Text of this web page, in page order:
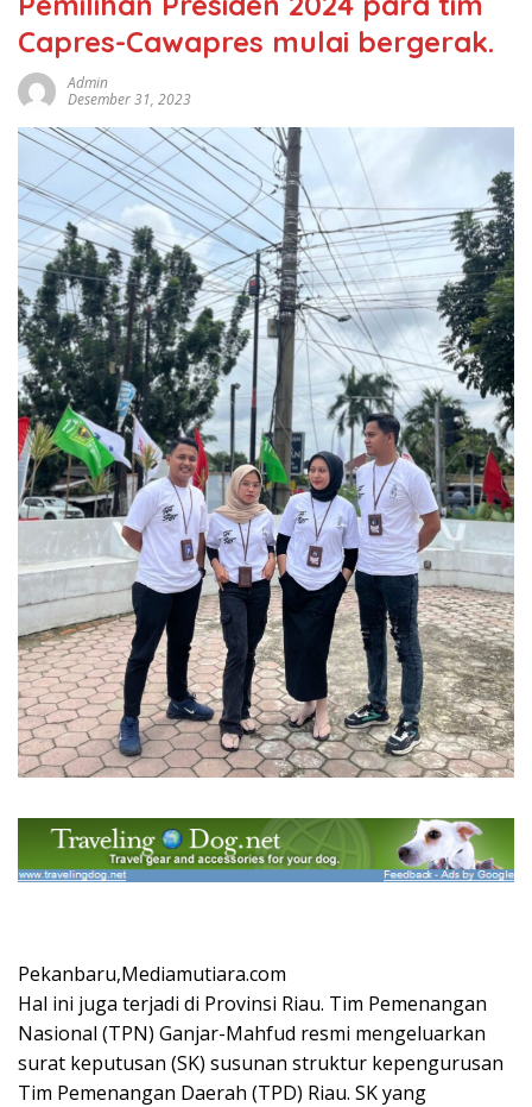
Capres-Cawapres mulai bergerak.
Admin
Desember 31, 2023
Pekanbaru,Mediamutiara.com
Hal ini juga terjadi di Provinsi Riau. Tim Pemenangan
Nasional (TPN) Ganjar-Mahfud resmi mengeluarkan
surat keputusan (SK) susunan struktur kepengurusan
Tim Pemenangan Daerah (TPD) Riau. SK yang